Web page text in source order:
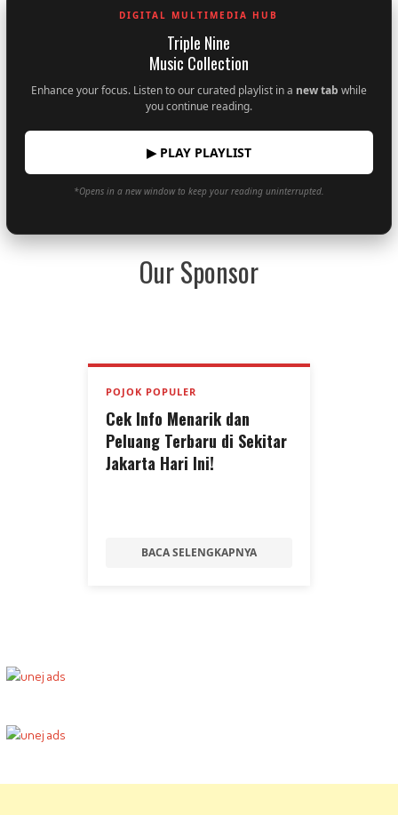
DIGITAL MULTIMEDIA HUB
Triple Nine
Music Collection
Enhance your focus. Listen to our curated playlist in a new tab while
you continue reading.
▶ PLAY PLAYLIST
*Opens in a new window to keep your reading uninterrupted.
Our Sponsor
POJOK POPULER
Cek Info Menarik dan
Peluang Terbaru di Sekitar
Jakarta Hari Ini!
BACA SELENGKAPNYA